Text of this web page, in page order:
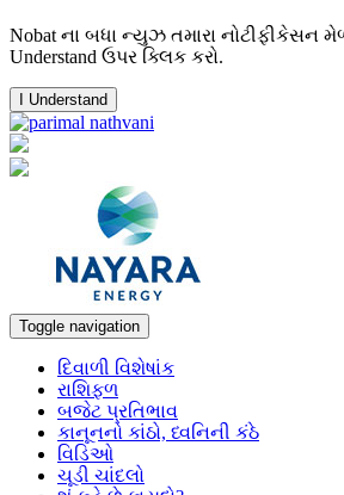
Nobat ના બધા ન્યુઝ તમારા નોટીફીકેસન
Understand ઉપર ક્લિક કરો.
I Understand
Toggle navigation
દિવાળી વિશેષાંક
રાશિફળ
બજેટ પ્રતિભાવ
કાનૂનનો કાંઠો, ધ્વનિની કંઠે
વિડિઓ
ચૂડી ચાંદલો